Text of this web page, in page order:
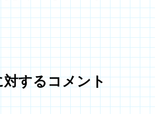
するコメント